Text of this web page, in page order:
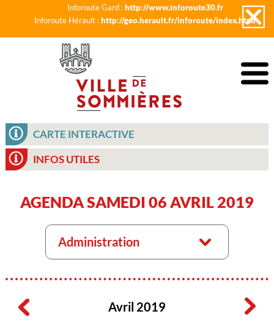
Inforoute Gard :http://www.inforoute30.fr
Inforoute Hérault :http://geo.herault.fr/inforoute/index.html
CARTE INTERACTIVE
INFOS UTILES
AGENDA SAMEDI 06 AVRIL 2019
Administration
Avril 2019